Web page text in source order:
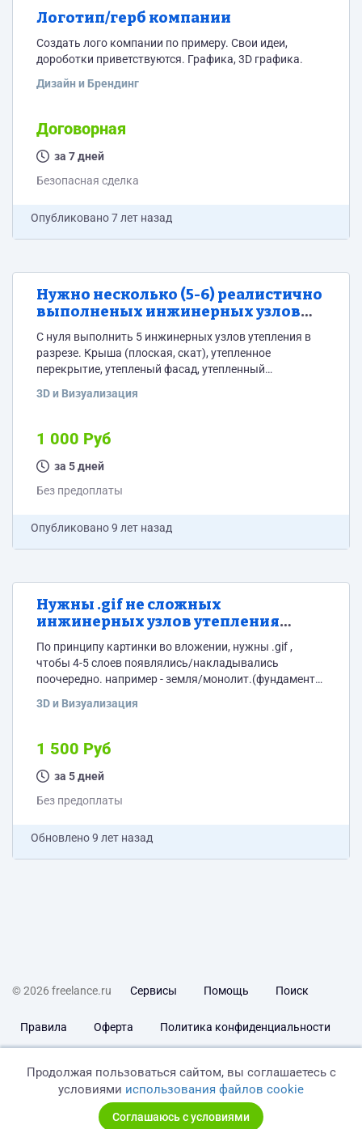
Логотип/герб компании
Создать лого компании по примеру. Cвои идеи,
дороботки приветствуются. Графика, 3D графика.
Дизайн и Брендинг
Договорная
за 7 дней
Безопасная сделка
Опубликовано7 лет назад
Нужно несколько (5-6) реалистично
выполненых инжинерных узлов
утепления.
С нуля выполнить 5 инжинерных узлов утепления в
разрезе. Крыша (плоская, скат), утепленное
перекрытие, утепленый фасад, утепленный
реалистичные.
3D и Визуализация
1 000 Руб
за 5 дней
Без предоплаты
Опубликовано9 лет назад
Нужны .gif не сложных
инжинерных узлов утепления
дома.
По принципу картинки во вложении, нужны .gif ,
чтобы 4-5 слоев появлялись/накладывались
поочередно. например - земля/монолит.(фундамент)/
утеплителя - полиуретан, он должен напылятся/
узлов. 5 отдельных гиф'ок (Фундамент, стены(вент.
фасад), крыша(плоская), крыша(стропильная
конструкция), пол(деревянное перекрытие)
3D и Визуализация
1 500 Руб
за 5 дней
Без предоплаты
Обновлено9 лет назад
© 2026 freelance.ru Сервисы Помощь Поиск
Правила Оферта Политика конфиденциальности
Продолжая пользоваться сайтом, вы соглашаетесь с
условиями использования файлов cookie
Соглашаюсь с условиями